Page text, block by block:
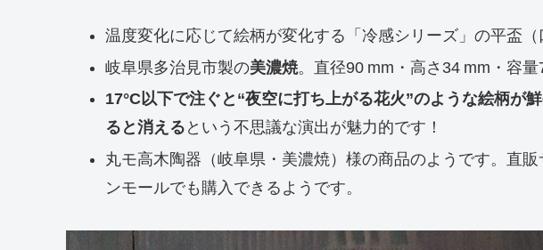
温度変化に応じて絵柄が変化する「冷感シリーズ」の平盃（
岐阜県多治見市製の美濃焼。直径90 mm・高さ34 mm・容量
17°C以下で注ぐと“夜空に打ち上がる花火”のような絵柄が
ると消える という不思議な演出が魅力的です！
丸モ高木陶器（岐阜県・美濃焼）様の商品のようです。直
ンモールでも購入できるようです。